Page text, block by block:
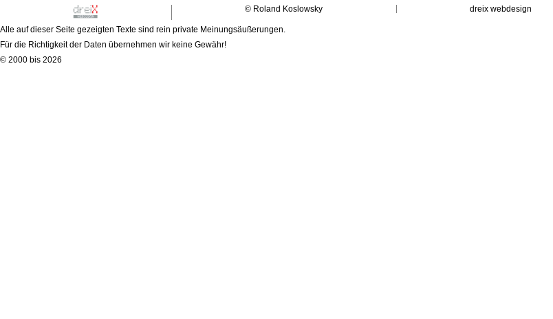
© Roland Koslowsky dreix webdesign
Alle auf dieser Seite gezeigten Texte sind rein private Meinungsäußerungen.
Für die Richtigkeit der Daten übernehmen wir keine Gewähr!
© 2000 bis 2026